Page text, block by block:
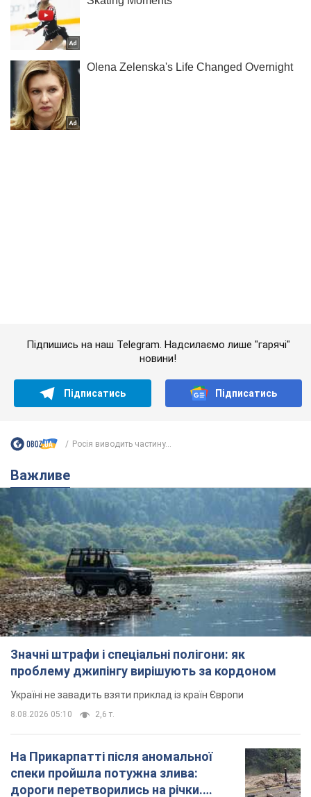
проблему джипінгу вирішують за кордоном
Україні не завадить взяти приклад із країн Європи
8.08.2026 05:10
На Прикарпатті після аномальної
спеки пройшла потужна злива:
дороги перетворились на річки.
Відео
Негода накрила Івано-Франківщину та
курортний Буковель
8.08.2026 09:27 37,0 т.
Жінці нарахували 729 тис. грн боргу
за газ через покази зіпсованого
8.08.2026 14:43